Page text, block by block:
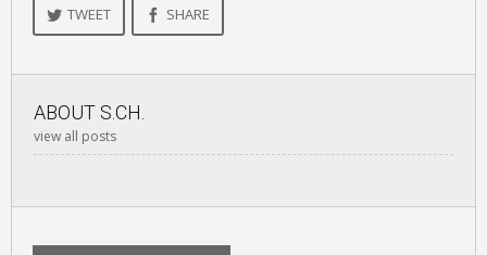
TWEET SHARE
ABOUT S.CH.
view all posts